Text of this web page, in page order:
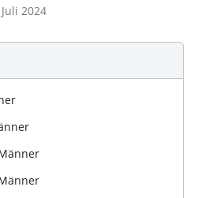
2024